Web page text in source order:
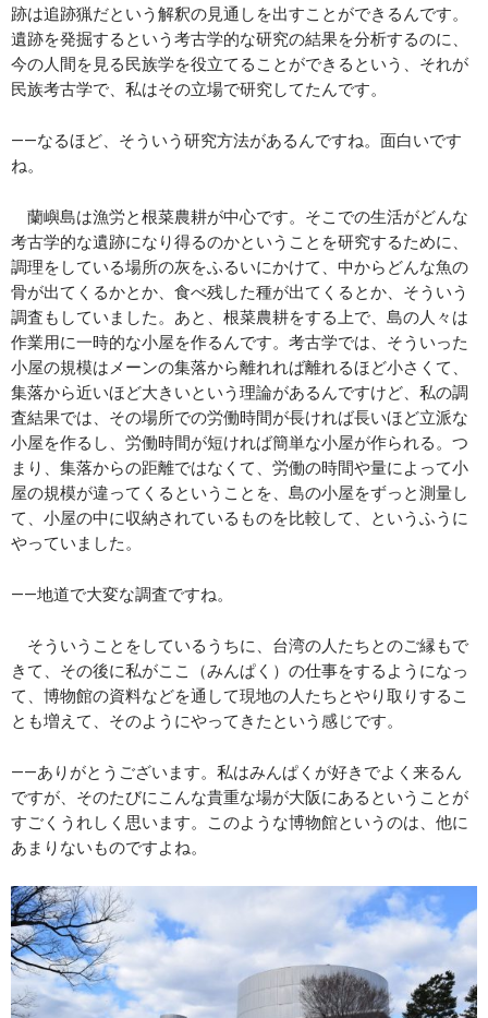
跡は追跡猟だという解釈の見通しを出すことができるんです。
遺跡を発掘するという考古学的な研究の結果を分析するのに、
今の人間を見る民族学を役立てることができるという、それが
民族考古学で、私はその立場で研究してたんです。
――なるほど、そういう研究方法があるんですね。面白いです
ね。
蘭嶼島は漁労と根菜農耕が中心です。そこでの生活がどんな
考古学的な遺跡になり得るのかということを研究するために、
調理をしている場所の灰をふるいにかけて、中からどんな魚の
骨が出てくるかとか、食べ残した種が出てくるとか、そういう
調査もしていました。あと、根菜農耕をする上で、島の人々は
作業用に一時的な小屋を作るんです。考古学では、そういった
小屋の規模はメーンの集落から離れれば離れるほど小さくて、
集落から近いほど大きいという理論があるんですけど、私の調
査結果では、その場所での労働時間が長ければ長いほど立派な
小屋を作るし、労働時間が短ければ簡単な小屋が作られる。つ
まり、集落からの距離ではなくて、労働の時間や量によって小
屋の規模が違ってくるということを、島の小屋をずっと測量し
て、小屋の中に収納されているものを比較して、というふうに
やっていました。
――地道で大変な調査ですね。
そういうことをしているうちに、台湾の人たちとのご縁もで
きて、その後に私がここ（みんぱく）の仕事をするようになっ
て、博物館の資料などを通して現地の人たちとやり取りするこ
とも増えて、そのようにやってきたという感じです。
――ありがとうございます。私はみんぱくが好きでよく来るん
ですが、そのたびにこんな貴重な場が大阪にあるということが
すごくうれしく思います。このような博物館というのは、他に
あまりないものですよね。